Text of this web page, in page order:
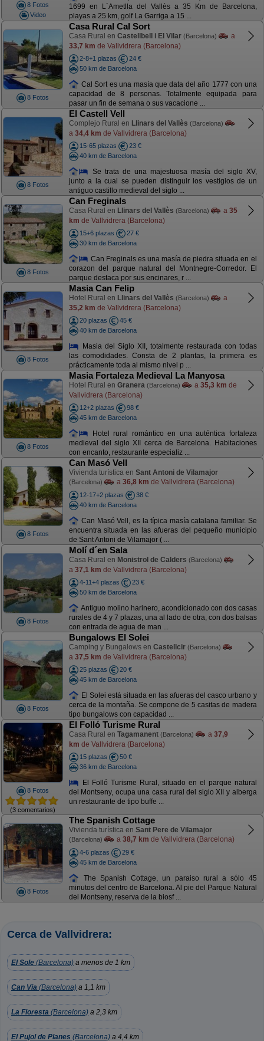
8 Fotos
Video
1699 en L´Ametlla del Vallès a 35 Km de Barcelona,
playas a 25 km, golf La Garriga a 15 ...
8 Fotos
Casa Rural Cal Sort
Casa Rural en Castellbell i El Vilar (Barcelona)
a
33,7 km de Vallvidrera (Barcelona)
2-8+1 plazas
24 €
50 km de Barcelona
Cal Sort es una masía que data del año 1777 con una
capacidad de 8 personas. Totalmente equipada para
pasar un fin de semana o sus vacacione ...
8 Fotos
El Castell Vell
Complejo Rural en Llinars del Vallès (Barcelona)
a 34,4 km de Vallvidrera (Barcelona)
15-65 plazas
23 €
40 km de Barcelona
Se trata de una majestuosa masía del siglo XV,
junto a la cual se pueden distinguir los vestigios de un
antiguo castillo medieval del siglo ...
8 Fotos
Can Freginals
Casa Rural en Llinars del Vallès (Barcelona) a 35
km de Vallvidrera (Barcelona)
15+6 plazas
27 €
30 km de Barcelona
Can Freginals es una masía de piedra situada en el
corazon del parque natural del Montnegre-Corredor. El
parque destaca por sus encinares, r ...
8 Fotos
Masia Can Felip
Hotel Rural en Llinars del Vallès (Barcelona)
a
35,2 km de Vallvidrera (Barcelona)
20 plazas
45 €
40 km de Barcelona
Masia del Siglo XII, totalmente restaurada con todas
las comodidades. Consta de 2 plantas, la primera es
prácticamente toda al mismo nivel p ...
8 Fotos
Masia Fortaleza Medieval La Manyosa
Hotel Rural en Granera (Barcelona) a 35,3 km de
Vallvidrera (Barcelona)
12+2 plazas
98 €
45 km de Barcelona
Hotel rural romántico en una auténtica fortaleza
medieval del siglo XII cerca de Barcelona. Habitaciones
con encanto, restaurante especializ ...
8 Fotos
Can Masó Vell
Vivienda turística en Sant Antoni de Vilamajor
(Barcelona) a 36,8 km de Vallvidrera (Barcelona)
12-17+2 plazas
38 €
40 km de Barcelona
Can Masó Vell, es la típica masía catalana familiar. Se
encuentra situada en las afueras del pequeño municipio
de Sant Antoni de Vilamajor ( ...
8 Fotos
Molí d´en Sala
Casa Rural en Monistrol de Calders (Barcelona)
a 37,1 km de Vallvidrera (Barcelona)
4-11+4 plazas
23 €
50 km de Barcelona
Antiguo molino harinero, acondicionado con dos casas
rurales de 4 y 7 plazas, una al lado de otra, con dos balsas
con entrada de agua de man ...
8 Fotos
Bungalows El Solei
Camping y Bungalows en Castellcir (Barcelona)
a 37,5 km de Vallvidrera (Barcelona)
25 plazas
20 €
45 km de Barcelona
El Solei está situada en las afueras del casco urbano y
cerca de la montaña. Se compone de 5 casitas de madera
tipo bungalows con capacidad ...
8 Fotos
(3 comentarios)
El Folló Turisme Rural
Casa Rural en Tagamanent (Barcelona) a 37,9
km de Vallvidrera (Barcelona)
15 plazas
50 €
36 km de Barcelona
El Folló Turisme Rural, situado en el parque natural
del Montseny, ocupa una casa rural del siglo XII y alberga
un restaurante de tipo buffe ...
8 Fotos
The Spanish Cottage
Vivienda turística en Sant Pere de Vilamajor
(Barcelona) a 38,7 km de Vallvidrera (Barcelona)
4-6 plazas
29 €
45 km de Barcelona
The Spanish Cottage, un paraiso rural a sólo 45
minutos del centro de Barcelona. Al pie del Parque Natural
del Montseny, reserva de la biosf ...
Cerca de Vallvidrera:
El Sole (Barcelona) a menos de 1 km
Can Via (Barcelona) a 1,1 km
La Floresta (Barcelona) a 2,3 km
El Pujol de Planes (Barcelona) a 4,4 km